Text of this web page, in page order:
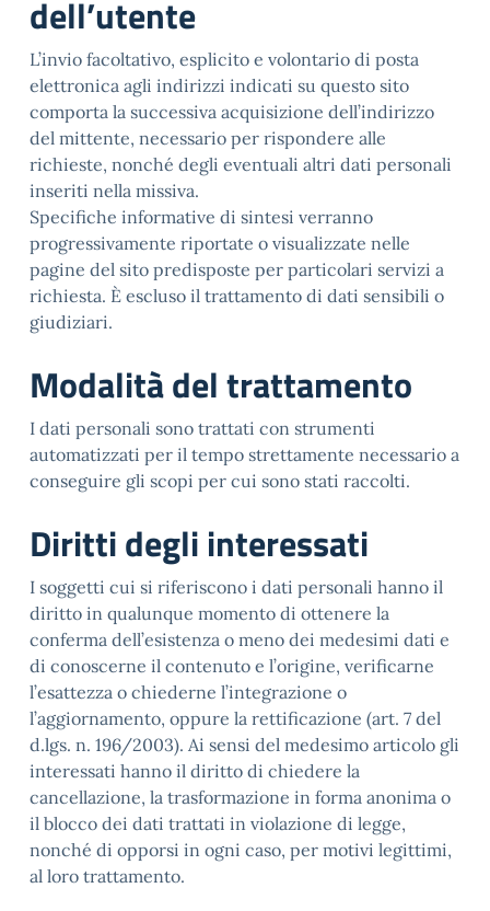
dell’utente
L’invio facoltativo, esplicito e volontario di posta
elettronica agli indirizzi indicati su questo sito
comporta la successiva acquisizione dell’indirizzo
del mittente, necessario per rispondere alle
richieste, nonché degli eventuali altri dati personali
inseriti nella missiva.
Specifiche informative di sintesi verranno
progressivamente riportate o visualizzate nelle
pagine del sito predisposte per particolari servizi a
richiesta. È escluso il trattamento di dati sensibili o
giudiziari.
Modalità del trattamento
I dati personali sono trattati con strumenti
automatizzati per il tempo strettamente necessario a
conseguire gli scopi per cui sono stati raccolti.
Diritti degli interessati
I soggetti cui si riferiscono i dati personali hanno il
diritto in qualunque momento di ottenere la
conferma dell’esistenza o meno dei medesimi dati e
di conoscerne il contenuto e l’origine, verificarne
l’esattezza o chiederne l’integrazione o
l’aggiornamento, oppure la rettificazione (art. 7 del
d.lgs. n. 196/2003). Ai sensi del medesimo articolo gli
interessati hanno il diritto di chiedere la
cancellazione, la trasformazione in forma anonima o
il blocco dei dati trattati in violazione di legge,
nonché di opporsi in ogni caso, per motivi legittimi,
al loro trattamento.